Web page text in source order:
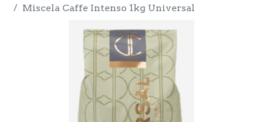
Miscela Caffe Intenso 1kg Universal